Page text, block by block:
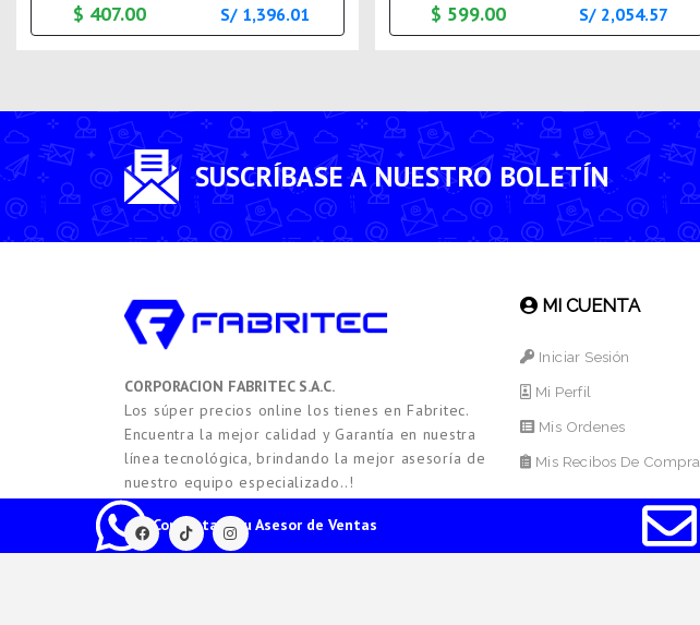
$ 407.00 S/ 1,396.01 $ 599.00 S/ 2,054.57
SUSCRÍBASE A NUESTRO BOLETÍN
Contacta a tu Asesor de Ventas
CORPORACION FABRITEC S.A.C.
Los súper precios online los tienes en Fabritec.
Encuentra la mejor calidad y Garantía en nuestra
línea tecnológica, brindando la mejor asesoría de
nuestro equipo especializado..!
MI CUENTA
Iniciar Sesión
Mi Perfil
Mis Ordenes
Mis Recibos De Compra